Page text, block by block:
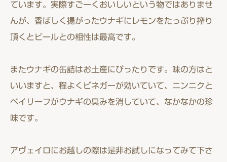
ています。実際すごーくおいしいという物ではありませ
んが、香ばしく揚がったウナギにレモンをたっぷり搾り
頂くとビールとの相性は最高です。
またウナギの缶詰はお土産にぴったりです。味の方はと
いいますと、程よくビネガーが効いていて、ニンニクと
ベイリーフがウナギの臭みを消していて、なかなかの珍
味です。
アヴェイロにお越しの際は是非お試しになってみて下さ